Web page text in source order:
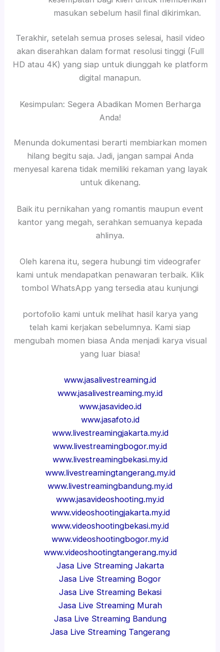
masukan sebelum hasil final dikirimkan.
Terakhir, setelah semua proses selesai, hasil video
akan diserahkan dalam format resolusi tinggi (Full
HD atau 4K) yang siap untuk diunggah ke platform
digital manapun.
Kesimpulan: Segera Abadikan Momen Berharga
Anda!
Menunda dokumentasi berarti membiarkan momen
hilang begitu saja. Jadi, jangan sampai Anda
menyesal karena tidak memiliki rekaman yang layak
untuk dikenang.
Baik itu pernikahan yang romantis maupun event
kantor yang megah, serahkan semuanya kepada
ahlinya.
Oleh karena itu, segera hubungi tim videografer
kami untuk mendapatkan penawaran terbaik. Klik
tombol WhatsApp yang tersedia atau kunjungi
portofolio kami untuk melihat hasil karya yang
telah kami kerjakan sebelumnya. Kami siap
mengubah momen biasa Anda menjadi karya visual
yang luar biasa!
www.jasalivestreaming.id
www.jasalivestreaming.my.id
www.jasavideo.id
www.jasafoto.id
www.livestreamingjakarta.my.id
www.livestreamingbogor.my.id
www.livestreamingbekasi.my.id
www.livestreamingtangerang.my.id
www.livestreamingbandung.my.id
www.jasavideoshooting.my.id
www.videoshootingjakarta.my.id
www.videoshootingbekasi.my.id
www.videoshootingbogor.my.id
www.videoshootingtangerang.my.id
Jasa Live Streaming Jakarta
Jasa Live Streaming Bogor
Jasa Live Streaming Bekasi
Jasa Live Streaming Murah
Jasa Live Streaming Bandung
Jasa Live Streaming Tangerang